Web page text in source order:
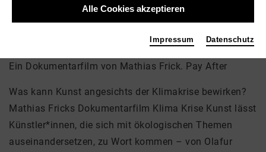
79104 Freiburg im Breisgau
Ein Dokumentarfilm von Mathias Frick. Pay After
Was kann Kunst angesichts der Klimakrise bewirken?
Mathias Fricks Dokumentarfilm Klima Krise Kunst lässt
Künstler*innen, die sich mit ökologischen Themen
auseinandersetzen, zu Wort kommen – von Olafur
Alle Cookies akzeptieren
Impressum Datenschutz